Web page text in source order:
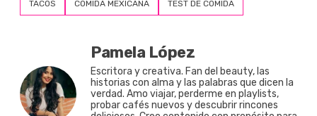
TACOS COMIDA MEXICANA TEST DE COMIDA
Pamela López
Escritora y creativa. Fan del beauty, las
historias con alma y las palabras que dicen la
verdad. Amo viajar, perderme en playlists,
probar cafés nuevos y descubrir rincones